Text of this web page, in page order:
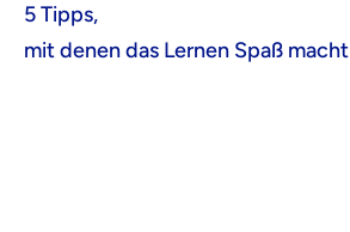
5 Tipps,
mit denen das Lernen Spaß macht